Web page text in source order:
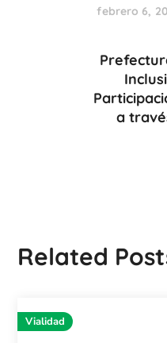
febrero 6,
a
Related
Vialidad